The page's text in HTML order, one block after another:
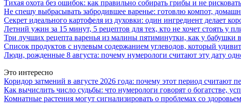
Тихая охота без ошибок: как правильно собирать грибы и не
Не спешу выбрасывать забродившее варенье: готовлю компот,
Секрет идеального картофеля из духовки: один ингредиент делает
Летний ужин за 15 минут, 5 рецептов для тех, кто не хочет стоять у
Три лучших рецепта варенья из малины пятиминутки, как у бабушки
Список продуктов с нулевым содержанием углеводов, который
Люди, рожденные 8 августа: почему нумерологи считают эту дату
Это интересно
Коридор затмений в августе 2026 года: почему этот период считают
Как вычислить число судьбы: что нумерологи говорят о богатстве,
Комнатные растения могут сигнализировать о проблемах со